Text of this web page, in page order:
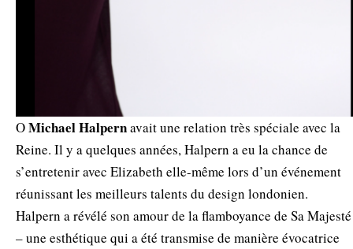
ΟMichael Halpernavait une relation très spéciale avec la
Reine. Il y a quelques années, Halpern a eu la chance de
s’entretenir avec Elizabeth elle-même lors d’un événement
réunissant les meilleurs talents du design londonien.
Halpern a révélé son amour de la flamboyance de Sa Majesté
– une esthétique qui a été transmise de manière évocatrice